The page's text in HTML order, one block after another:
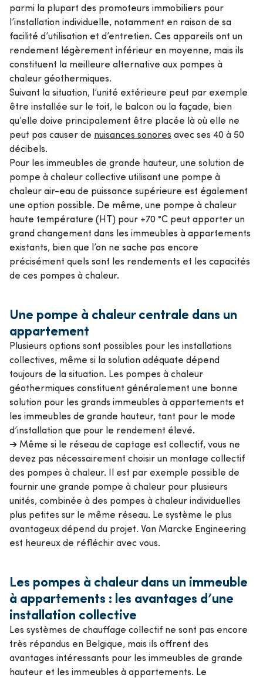
parmi la plupart des promoteurs immobiliers pour
l’installation individuelle, notamment en raison de sa
facilité d’utilisation et d’entretien. Ces appareils ont un
rendement légèrement inférieur en moyenne, mais ils
constituent la meilleure alternative aux pompes à
chaleur géothermiques.
Suivant la situation, l’unité extérieure peut par exemple
être installée sur le toit, le balcon ou la façade, bien
qu’elle doive principalement être placée là où elle ne
peut pas causer de nuisances sonores avec ses 40 à 50
décibels.
Pour les immeubles de grande hauteur, une solution de
pompe à chaleur collective utilisant une pompe à
chaleur air-eau de puissance supérieure est également
une option possible. De même, une pompe à chaleur
haute température (HT) pour +70 °C peut apporter un
grand changement dans les immeubles à appartements
existants, bien que l’on ne sache pas encore
précisément quels sont les rendements et les capacités
de ces pompes à chaleur.
Une pompe à chaleur centrale dans un
appartement
Plusieurs options sont possibles pour les installations
collectives, même si la solution adéquate dépend
toujours de la situation. Les pompes à chaleur
géothermiques constituent généralement une bonne
solution pour les grands immeubles à appartements et
les immeubles de grande hauteur, tant pour le mode
d’installation que pour le rendement élevé.
➔ Même si le réseau de captage est collectif, vous ne
devez pas nécessairement choisir un montage collectif
des pompes à chaleur. Il est par exemple possible de
fournir une grande pompe à chaleur pour plusieurs
unités, combinée à des pompes à chaleur individuelles
plus petites sur le même réseau. Le système le plus
avantageux dépend du projet. Van Marcke Engineering
est heureux de réfléchir avec vous.
Les pompes à chaleur dans un immeuble
à appartements : les avantages d’une
installation collective
Les systèmes de chauffage collectif ne sont pas encore
très répandus en Belgique, mais ils offrent des
avantages intéressants pour les immeubles de grande
hauteur et les immeubles à appartements. Le